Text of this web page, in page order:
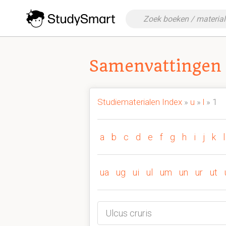
Studiematerialen Index » u » l » 1
a b c d e f g h i j k
ua ug ui ul um un ur ut
Ulcus cruris